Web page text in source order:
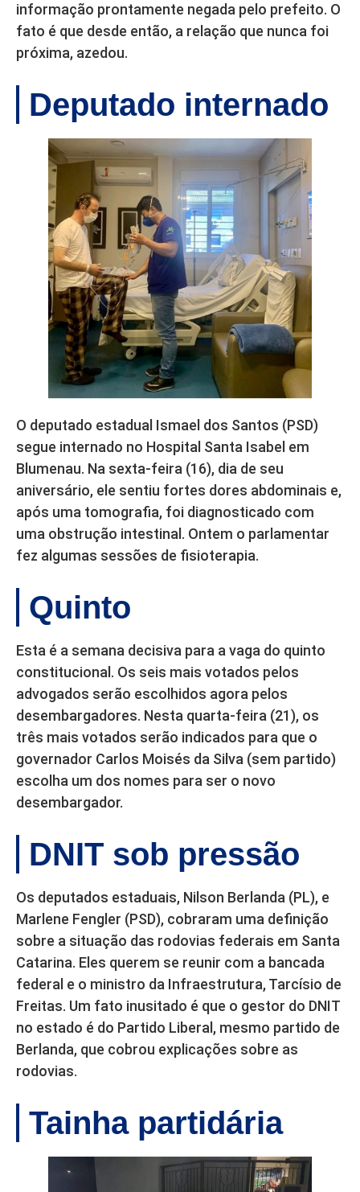
informação prontamente negada pelo prefeito. O
fato é que desde então, a relação que nunca foi
próxima, azedou.
Deputado internado
O deputado estadual Ismael dos Santos (PSD)
segue internado no Hospital Santa Isabel em
Blumenau. Na sexta-feira (16), dia de seu
aniversário, ele sentiu fortes dores abdominais e,
após uma tomografia, foi diagnosticado com
uma obstrução intestinal. Ontem o parlamentar
fez algumas sessões de fisioterapia.
Quinto
Esta é a semana decisiva para a vaga do quinto
constitucional. Os seis mais votados pelos
advogados serão escolhidos agora pelos
desembargadores. Nesta quarta-feira (21), os
três mais votados serão indicados para que o
governador Carlos Moisés da Silva (sem partido)
escolha um dos nomes para ser o novo
desembargador.
DNIT sob pressão
Os deputados estaduais, Nilson Berlanda (PL), e
Marlene Fengler (PSD), cobraram uma definição
sobre a situação das rodovias federais em Santa
Catarina. Eles querem se reunir com a bancada
federal e o ministro da Infraestrutura, Tarcísio de
Freitas. Um fato inusitado é que o gestor do DNIT
no estado é do Partido Liberal, mesmo partido de
Berlanda, que cobrou explicações sobre as
rodovias.
Tainha partidária